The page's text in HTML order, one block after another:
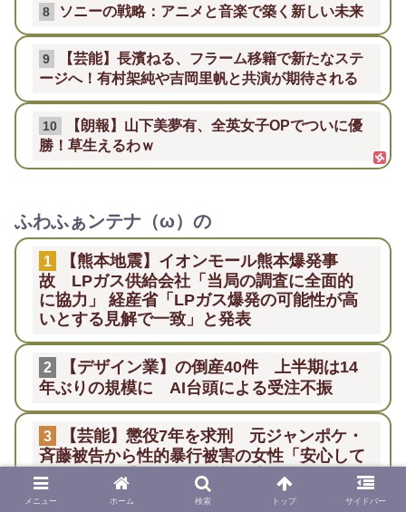
8 ソニーの戦略：アニメと音楽で築く新しい未来
9
【芸能】長濱ねる、フラーム移籍で新たなステ
ージへ！有村架純や吉岡里帆と共演が期待される
10
【朗報】山下美夢有、全英女子OPでついに優
勝！草生えるわｗ
ふわふぁンテナ（ω）の
1
【熊本地震】イオンモール熊本爆発事
故 LPガス供給会社「当局の調査に全面的
に協力」 経産省「LPガス爆発の可能性が高
いとする見解で一致」と発表
2
【デザイン業】の倒産40件 上半期は14
年ぶりの規模に AI台頭による受注不振
3
【芸能】懲役7年を求刑 元ジャンポケ・
斉藤被告から性的暴行被害の女性「安心して
眠りたい」「何も恐れず外を歩きたい」
メニュー ホーム 検索 トップ サイドバー